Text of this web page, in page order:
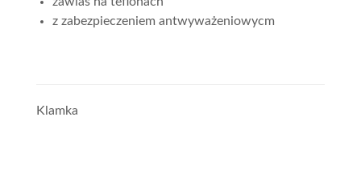
z zabezpieczeniem antwyważeniowycm
Klamka